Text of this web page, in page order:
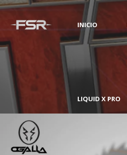
INICIO
LIQUID X PRO